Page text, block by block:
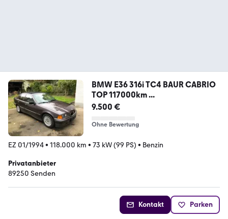
BMW E36 316i TC4 BAUR CABRIO
TOP 117000km ...
9.500 €
Ohne Bewertung
EZ 01/1994• 118.000 km • 73 kW (99 PS) • Benzin
Privatanbieter
89250 Senden
Kontakt Parken